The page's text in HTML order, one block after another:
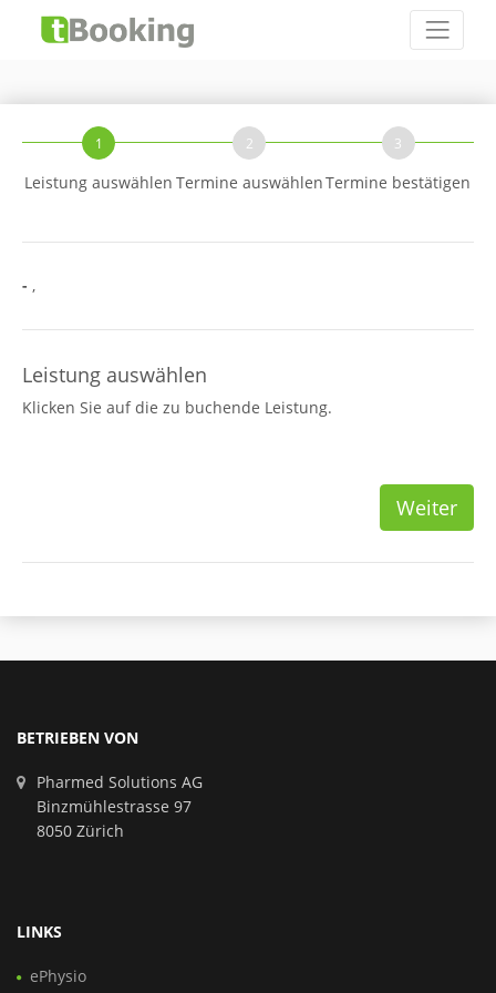
1
Leistung auswählen
2
Termine auswählen
3
Termine bestätigen
- ,
Leistung auswählen
Klicken Sie auf die zu buchende Leistung.
Weiter
BETRIEBEN VON
Pharmed Solutions AG
Binzmühlestrasse 97
8050 Zürich
LINKS
ePhysio